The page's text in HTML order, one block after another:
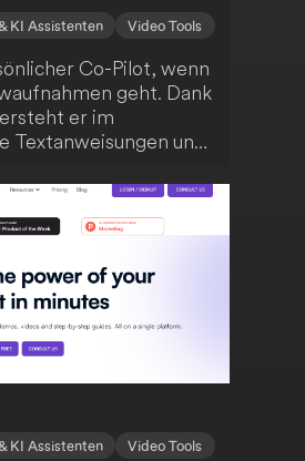
KI Assistenten Video Tools
Co-Pilot, wenn
geht. Dank
er im
Textanweisungen und
stärkere Hooks
prägnanter
mit Eddie iterieren.
du die Ergebnisse
oder arbeitest sie in
und FCP weiter aus.
KI Assistenten Video Tools